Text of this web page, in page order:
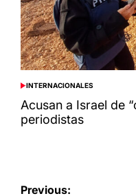
POSTED
IN
INTERNACIONALES
Acusan a Israel de
periodistas
Navegación
Previous: